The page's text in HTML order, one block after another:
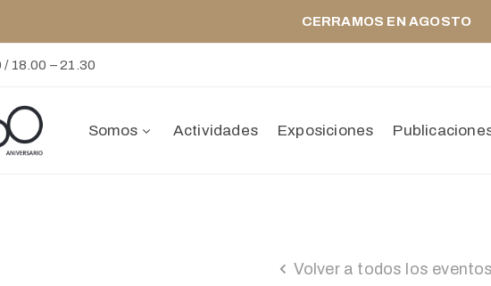
CERRAMOS EN AGOSTO
/ 18.00 – 21.30
Somos Actividades Exposiciones
Volver a todos los eventos